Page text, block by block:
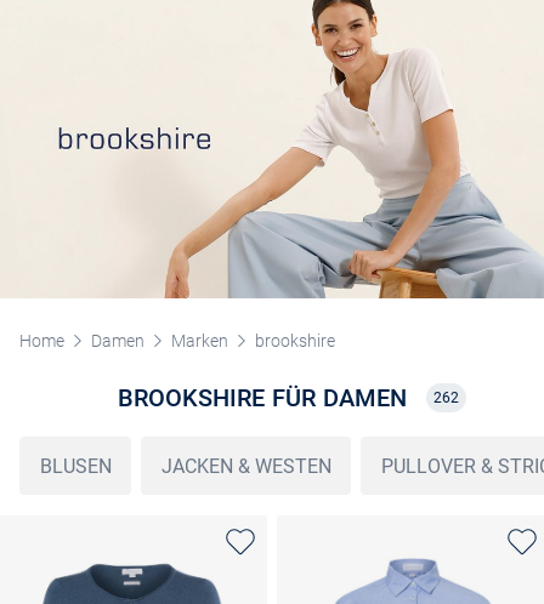
Home Damen Marken brookshire
BROOKSHIRE FÜR DAMEN 262
BLUSEN JACKEN & WESTEN PULLOVER &